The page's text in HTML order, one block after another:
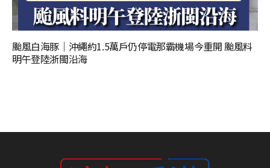
颱風白海豚｜沖繩約1.5萬戶仍停電那霸機場今重開 颱風料
明午登陸浙閩沿海